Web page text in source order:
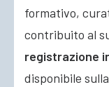
formativo,
contribuito al
registrazione
disponibile